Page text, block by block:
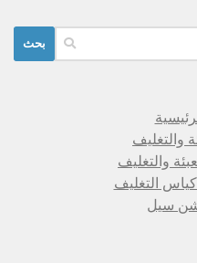
والتغليف
والتغليف
التغليف
سيل